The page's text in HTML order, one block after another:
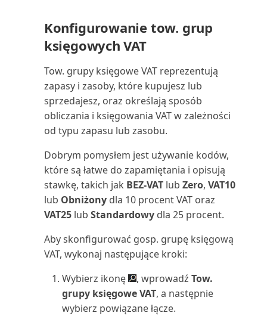
(raport)
Wymiary: szczegóły (raport)
Zadania serwisowe (raport)
Zakupy dostawca/zapas (raport)
Zakupy zapasów od dostawców
(raport)
Zamykający bilans próbny
(raport)
(raport)
Zamówienia zaległe sprzedaży
Konfigurowanie tow. grup
księgowych VAT
Tow. grupy księgowe VAT reprezentują
zapasy i zasoby, które kupujesz lub
sprzedajesz, oraz określają sposób
obliczania i księgowania VAT w zależności
od typu zapasu lub zasobu.
Dobrym pomysłem jest używanie kodów,
które są łatwe do zapamiętania i opisują
stawkę, takich jak BEZ-VATlub Zero, VAT10
lub Obniżonydla 10 procent VAT oraz
VAT25lub Standardowydla 25 procent.
Aby skonfigurować gosp. grupę księgową
VAT, wykonaj następujące kroki:
Wybierz ikonę
, wprowadź Tow.
grupy księgowe VAT, a następnie
wybierz powiązane łącze.